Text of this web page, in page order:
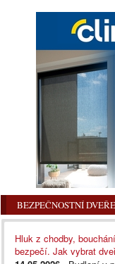
BEZPEČNOSTNÍ DVEŘE
Hluk z chodby,
bezpečí. Jak vybrat